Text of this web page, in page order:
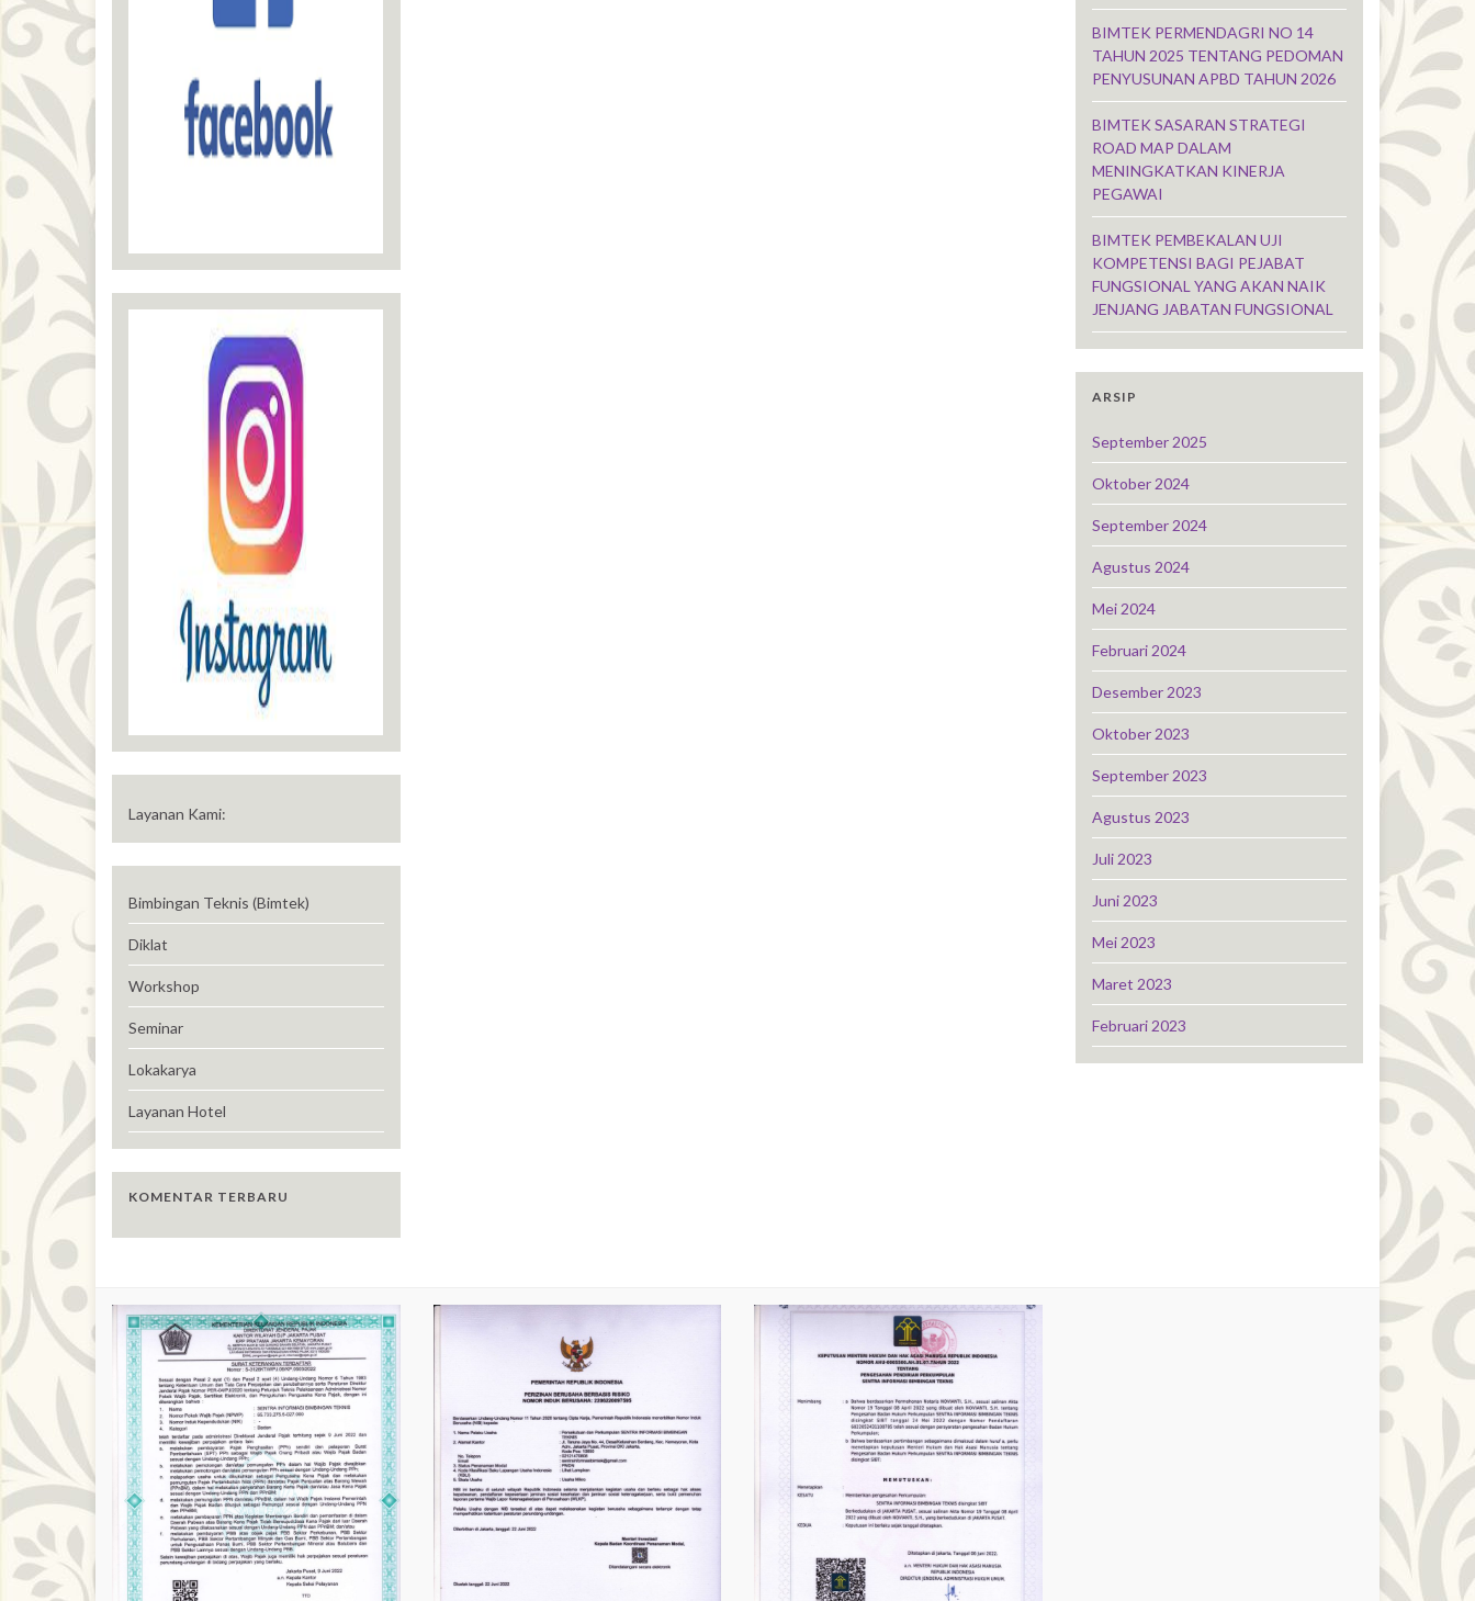
Layanan Kami:
Bimbingan Teknis (Bimtek)
Diklat
Workshop
Seminar
Lokakarya
Layanan Hotel
KOMENTAR TERBARU
BIMTEK PERMENDAGRI NO 14
TAHUN 2025 TENTANG PEDOMAN
PENYUSUNAN APBD TAHUN 2026
BIMTEK SASARAN STRATEGI
ROAD MAP DALAM
MENINGKATKAN KINERJA
PEGAWAI
BIMTEK PEMBEKALAN UJI
KOMPETENSI BAGI PEJABAT
FUNGSIONAL YANG AKAN NAIK
JENJANG JABATAN FUNGSIONAL
ARSIP
September 2025
Oktober 2024
September 2024
Agustus 2024
Mei 2024
Februari 2024
Desember 2023
Oktober 2023
September 2023
Agustus 2023
Juli 2023
Juni 2023
Mei 2023
Maret 2023
Februari 2023